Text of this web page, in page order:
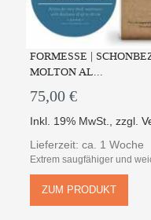
FORMESSE |
MOLTON AL...
75,00 €
Inkl. 19% MwSt. ,zzgl.
Lieferzeit: ca. 1 Woche
Extrem saugfähiger und
ZUM PRODUKT